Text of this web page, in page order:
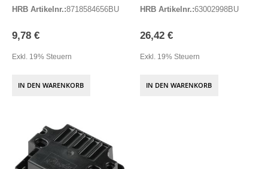
HRB Artikelnr.:8718584656BU
9,78 €
Exkl. 19% Steuern
IN DEN WARENKORB
HRB Artikelnr.:63002998BU
26,42 €
Exkl. 19% Steuern
IN DEN WARENKORB